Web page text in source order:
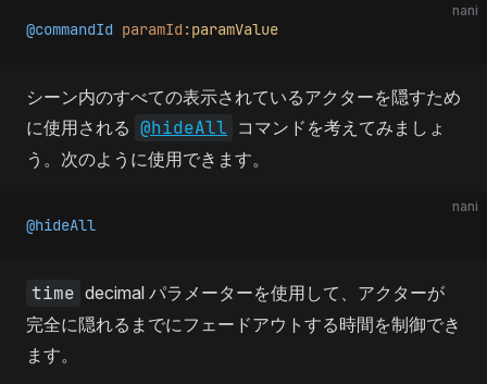
nani
@commandId paramId:paramValue
シーン内のすべての表示されているアクターを隠すため
に使用される @hideAll コマンドを考えてみましょ
う。次のように使用できます。
nani
@hideAll
time decimal パラメーターを使用して、アクターが
完全に隠れるまでにフェードアウトする時間を制御でき
ます。